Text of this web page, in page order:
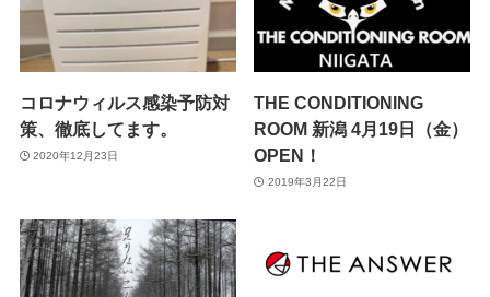
コロナウィルス感染予防対
策、徹底してます。
2020年12月23日
THE CONDITIONING
ROOM 新潟 4月19日（金）
OPEN！
2019年3月22日